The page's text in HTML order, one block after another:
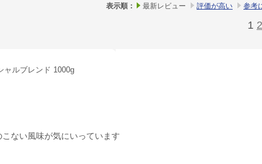
表示順： 最新レビュー 評価が高い 参考
1 2
ャルブレンド 1000g
ない風味が気にいっています